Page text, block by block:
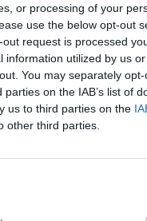
or processing of your
use the below opt-out
request is processed
utilized by us
You may separately
on the IAB’s list of
us to third parties on the
other third parties.
- Napoli-
NM -
a
Milan-
del